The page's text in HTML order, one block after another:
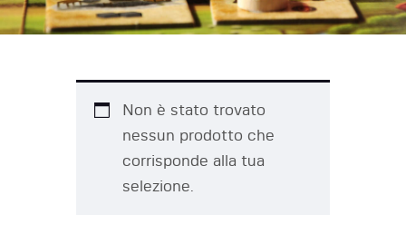
Non è stato trovato
nessun prodotto che
corrisponde alla tua
selezione.